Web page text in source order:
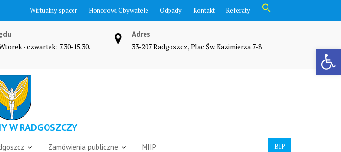
Otwórz pasek narzędzi
Wirtualny spacer Honorowi Obywatele Odpady Kontakt Referaty
Search Button
- czwartek: 7.30-15.30.
Adres
33-207 Radgoszcz, Plac Św. Kazimierza 7-8
W RADGOSZCZY
BIP
Zamówienia publiczne MIIP